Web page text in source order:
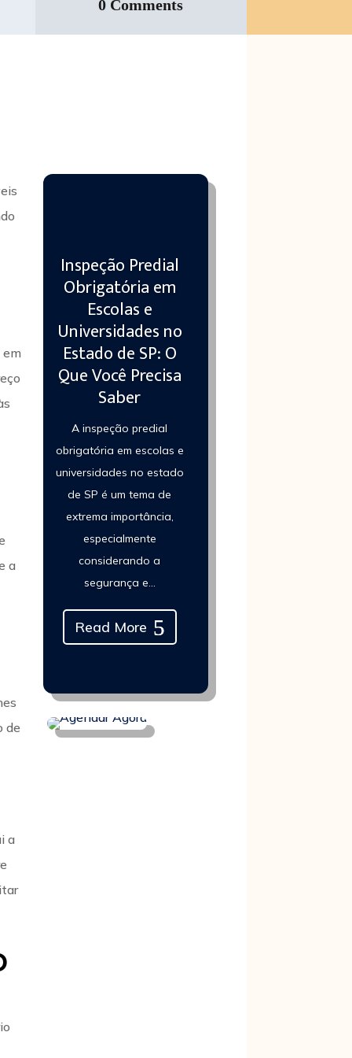
0 Comments
a
de
a
Inspeção Predial
Obrigatória em
Escolas e
Universidades no
Estado de SP: O
Que Você Precisa
Saber
A inspeção predial
obrigatória em escolas e
universidades no estado
de SP é um tema de
extrema importância,
especialmente
considerando a
segurança e...
Read More